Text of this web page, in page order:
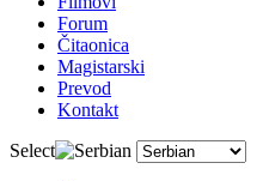
Forum
Čitaonica
Magistarski
Prevod
Kontakt
Select